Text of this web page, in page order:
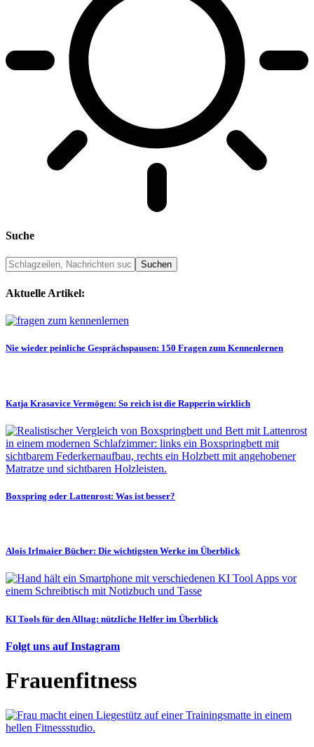
Suche
Aktuelle Artikel:
Nie wieder peinliche Gesprächspausen: 150 Fragen zum Kennenlernen
Katja Krasavice Vermögen: So reich ist die Rapperin wirklich
Boxspring oder Lattenrost: Was ist besser?
Alois Irlmaier Bücher: Die wichtigsten Werke im Überblick
KI Tools für den Alltag: nützliche Helfer im Überblick
Folgt uns auf Instagram
Frauenfitness